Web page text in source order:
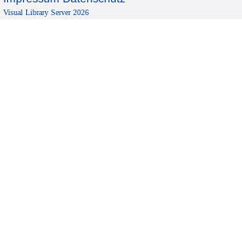
Visual Library Server 2026